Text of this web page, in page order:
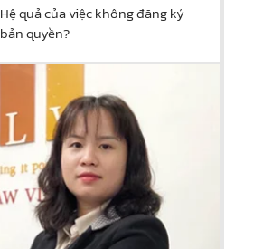
Hệ quả của việc không đăng ký
bản quyền?